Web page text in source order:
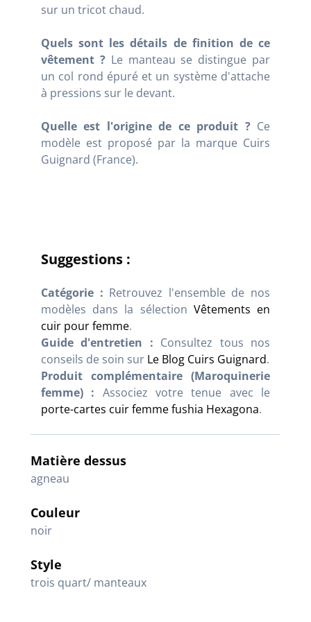
sur un tricot chaud.
Quels sont les détails de finition de ce
vêtement ? Le manteau se distingue par
un col rond épuré et un système d'attache
à pressions sur le devant.
Quelle est l'origine de ce produit ? Ce
modèle est proposé par la marque Cuirs
Guignard (France).
Suggestions :
Catégorie : Retrouvez l'ensemble de nos
modèles dans la sélection Vêtements en
cuir pour femme.
Guide d'entretien : Consultez tous nos
conseils de soin sur Le Blog Cuirs Guignard.
Produit complémentaire (Maroquinerie
femme) : Associez votre tenue avec le
porte-cartes cuir femme fushia Hexagona.
Matière dessus
agneau
Couleur
noir
Style
trois quart/ manteaux